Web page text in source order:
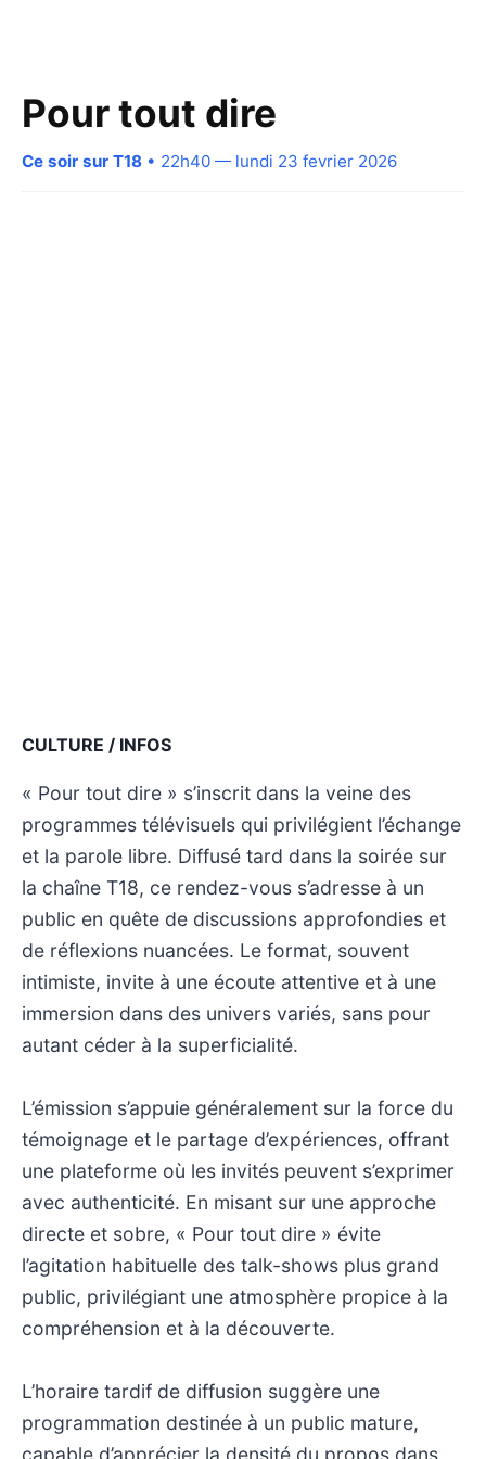
Pour tout dire
Ce soir sur T18 • 22h40 — lundi 23 fevrier 2026
CULTURE / INFOS
« Pour tout dire » s’inscrit dans la veine des
programmes télévisuels qui privilégient l’échange
et la parole libre. Diffusé tard dans la soirée sur
la chaîne T18, ce rendez-vous s’adresse à un
public en quête de discussions approfondies et
de réflexions nuancées. Le format, souvent
intimiste, invite à une écoute attentive et à une
immersion dans des univers variés, sans pour
autant céder à la superficialité.
L’émission s’appuie généralement sur la force du
témoignage et le partage d’expériences, offrant
une plateforme où les invités peuvent s’exprimer
avec authenticité. En misant sur une approche
directe et sobre, « Pour tout dire » évite
l’agitation habituelle des talk-shows plus grand
public, privilégiant une atmosphère propice à la
compréhension et à la découverte.
L’horaire tardif de diffusion suggère une
programmation destinée à un public mature,
capable d’apprécier la densité du propos dans